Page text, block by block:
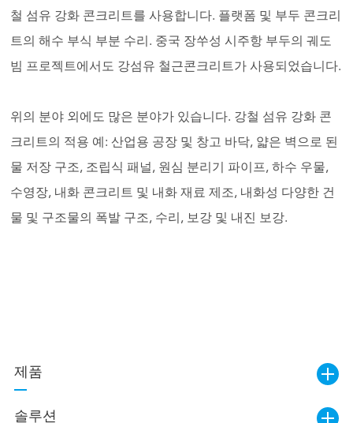
철 섬유 강화 콘크리트를 사용합니다. 플랫폼 및 부두 콘크리
트의 해수 부식 부분 수리. 중국 장쑤성 시주항 부두의 궤도
빔 프로젝트에서도 강섬유 철근콘크리트가 사용되었습니다.
위의 분야 외에도 많은 분야가 있습니다. 강철 섬유 강화 콘
크리트의 적용 예: 산업용 공장 및 창고 바닥, 얇은 벽으로 된
물 저장 구조, 조립식 패널, 원심 분리기 파이프, 하수 우물,
수영장, 내화 콘크리트 및 내화 재료 제조, 내화성 다양한 건
물 및 구조물의 폭발 구조, 수리, 보강 및 내진 보강.
제품
솔루션